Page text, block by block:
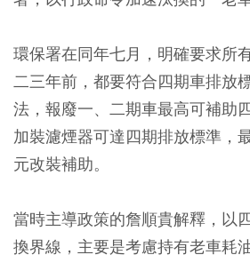
環保署在同年七月，明確要求所
二三年前，都要符合四期車排放
法，報廢一、二期車最高可補助
加裝濾煙器可達四期排放標準，
元改裝補助。
當時主導政策的詹順貴解釋，以
換界線，主要是考慮持有老車耗